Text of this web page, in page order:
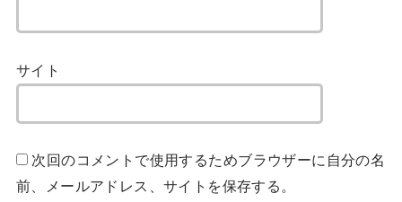
サイト
次回のコメントで使用するためブラウザーに自分の名
前、メールアドレス、サイトを保存する。